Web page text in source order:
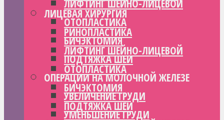
ЛИФТИНГ ШЕЙНО-ЛИЦЕВОЙ
ОТОПЛАСТИКА
БИЧЭКТОМИЯ
ПОДТЯЖКА ШЕИ
ОПЕРАЦИИ НА МОЛОЧНОЙ ЖЕЛЕЗЕ
УВЕЛИЧЕНИЕ ГРУДИ
УМЕНЬШЕНИЕ ГРУДИ
ЛИЦЕВАЯ ХИРУРГИЯ
РИНОПЛАСТИКА
ЛИФТИНГ ШЕЙНО-ЛИЦЕВОЙ
ОТОПЛАСТИКА
БИЧЭКТОМИЯ
ПОДТЯЖКА ШЕИ